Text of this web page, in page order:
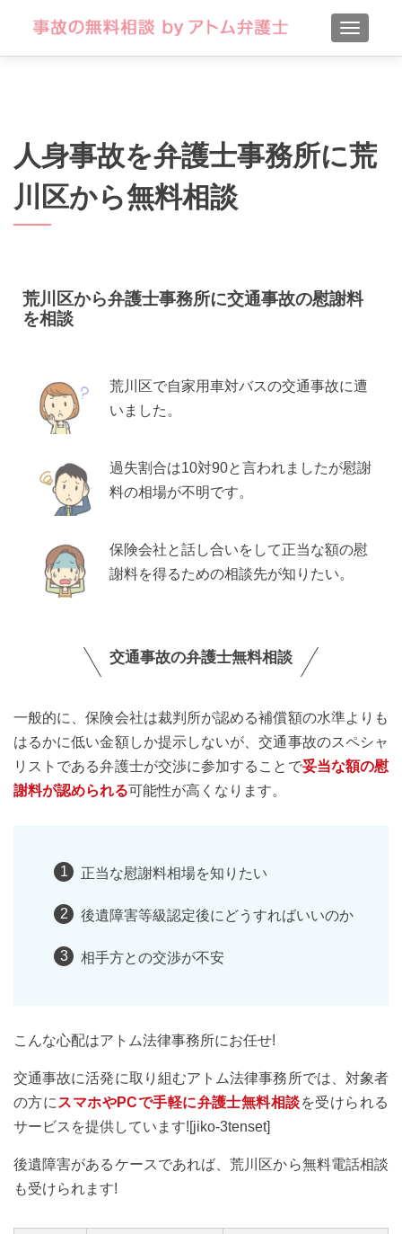
人身事故を弁護士事務所に荒
川区から無料相談
荒川区から弁護士事務所に交通事故の慰謝料
を相談
荒川区で自家用車対バスの交通事故に遭
いました。
過失割合は10対90と言われましたが慰謝
料の相場が不明です。
保険会社と話し合いをして正当な額の慰
謝料を得るための相談先が知りたい。
交通事故の弁護士無料相談
一般的に、保険会社は裁判所が認める補償額の水準よりも
はるかに低い金額しか提示しないが、交通事故のスペシャ
リストである弁護士が交渉に参加することで妥当な額の慰
謝料が認められる可能性が高くなります。
正当な慰謝料相場を知りたい
後遺障害等級認定後にどうすればいいのか
相手方との交渉が不安
こんな心配はアトム法律事務所にお任せ!
交通事故に活発に取り組むアトム法律事務所では、対象者
の方に スマホやPCで手軽に弁護士無料相談を受けられる
サービスを提供しています![jiko-3tenset]
後遺障害があるケースであれば、荒川区から無料電話相談
も受けられます!